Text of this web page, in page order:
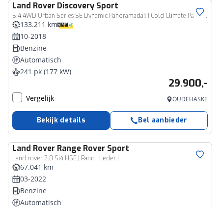
Land Rover Discovery Sport
Si4 4WD Urban Series SE Dynamic Panoramadak | Cold Climate Pack | Verwarmbare voorstoelen
133.211 km
10-2018
Benzine
Automatisch
241 pk (177 kW)
29.900,-
Vergelijk OUDEHASKE
Bekijk details Bel aanbieder
Land Rover Range Rover Sport
Land rover 2.0 Si4 HSE | Pano | Leder |
67.041 km
03-2022
Benzine
Automatisch